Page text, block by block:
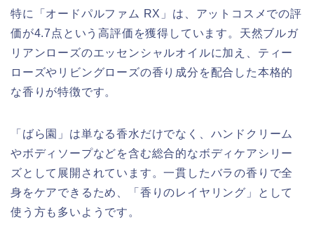
特に「オードパルファム RX」は、アットコスメでの評
価が4.7点という高評価を獲得しています。天然ブルガ
リアンローズのエッセンシャルオイルに加え、ティー
ローズやリビングローズの香り成分を配合した本格的
な香りが特徴です。
「ばら園」は単なる香水だけでなく、ハンドクリーム
やボディソープなどを含む総合的なボディケアシリー
ズとして展開されています。一貫したバラの香りで全
身をケアできるため、「香りのレイヤリング」として
使う方も多いようです。